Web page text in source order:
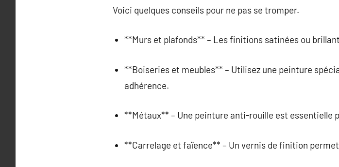
Voici quelques conseils pour ne pas se tromper.
**Murs et plafonds** – Les finitions satinées ou
**Boiseries et meubles** – Utilisez une peinture
adhérence.
**Métaux** – Une peinture anti-rouille est essentielle
**Carrelage et faïence** – Un vernis de finition